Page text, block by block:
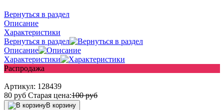
Вернуться в раздел
Описание
Характеристики
Вернуться в раздел
Описание
Характеристики
Распродажа
Артикул: 128439
80 руб Старая цена:100руб
В корзину